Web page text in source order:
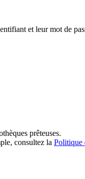
et leur mot de
prêteuses.
consultez la Politique